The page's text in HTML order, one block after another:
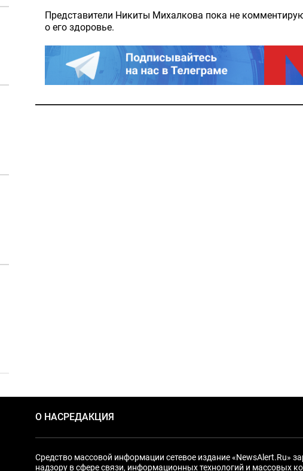
Представители Никиты Михалкова пока не
о его здоровье.
О НАСРЕДАКЦИЯ
Средство массовой информации сетевое издание «NewsAlert.Ru»
надзору в сфере связи, информационных технологий и массовых